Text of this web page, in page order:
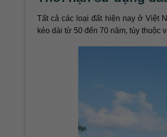
Tất cả các loại đất hiện nay ở Việt
kéo dài từ 50 đến 70 năm, tùy thuộc